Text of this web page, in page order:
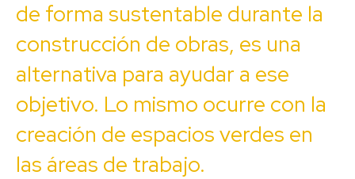
de forma sustentable durante la
construcción de obras, es una
alternativa para ayudar a ese
objetivo. Lo mismo ocurre con la
creación de espacios verdes en
las áreas de trabajo.